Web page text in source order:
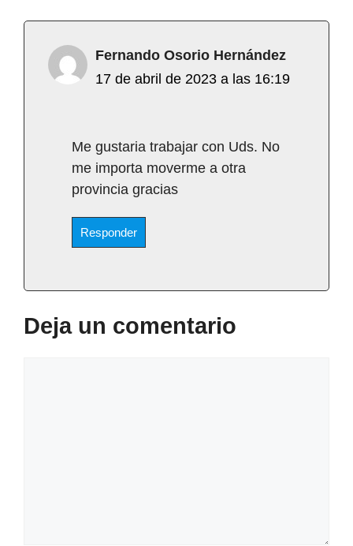
Fernando Osorio Hernández
17 de abril de 2023 a las 16:19
Me gustaria trabajar con Uds. No
me importa moverme a otra
provincia gracias
Responder
Deja un comentario